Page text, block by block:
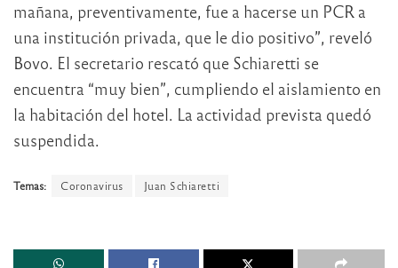
mañana, preventivamente, fue a hacerse un PCR a
una institución privada, que le dio positivo”, reveló
Bovo. El secretario rescató que Schiaretti se
encuentra “muy bien”, cumpliendo el aislamiento en
la habitación del hotel. La actividad prevista quedó
suspendida.
Temas: Coronavirus Juan Schiaretti